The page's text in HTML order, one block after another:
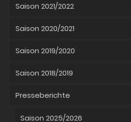
Saison 2021/2022
Saison 2020/2021
Saison 2019/2020
Saison 2018/2019
Presseberichte
Saison 2025/2026